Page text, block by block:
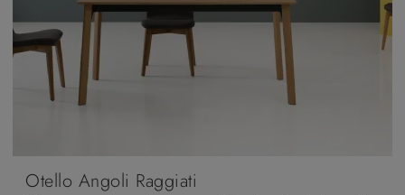
Otello Angoli Raggiati